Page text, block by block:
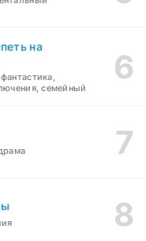
на
семейный